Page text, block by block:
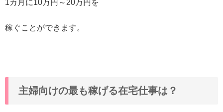
1カ月に10万円～20万円を
稼ぐことができます。
主婦向けの最も稼げる在宅仕事は？